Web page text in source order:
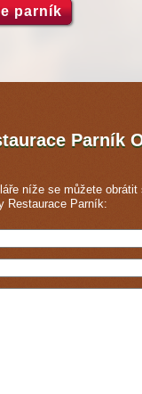
parník
Parník
níže se můžete
Restaurace Parník: